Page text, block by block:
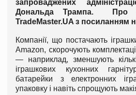
запроваджених
Дональда Трампа. Про
TradeMaster.UA з посиланням
Компанії, що постачають
Amazon, скорочують
— наприклад, зменшують
іграшкових кухонних
батарейки з електронних
упаковку і навіть спрощують